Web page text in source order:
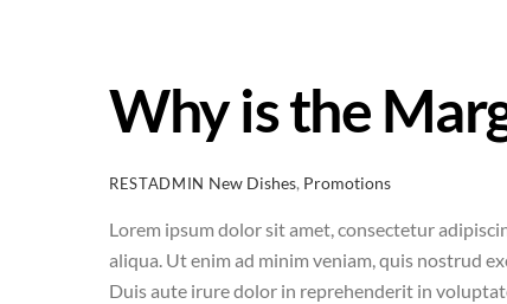
Why is the
RESTADMIN New Dishes, Promotions
Lorem ipsum dolor sit amet, consectetur
aliqua. Ut enim ad minim veniam, quis nostrud
Duis aute irure dolor in reprehenderit in